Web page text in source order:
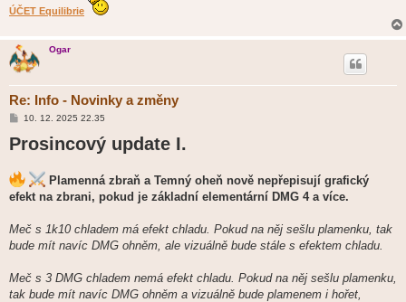
ÚČET Equilibrie
Ogar
Re: Info - Novinky a změny
P
í
s
ě
v
e
k
10. 12. 2025 22.35
Prosincový update I.
Plamenná zbraň a Temný oheň nově nepřepisují grafický
efekt na zbrani, pokud je základní elementární DMG 4 a více.
Meč s 1k10 chladem má efekt chladu. Pokud na něj sešlu plamenku, tak
bude mít navíc DMG ohněm, ale vizuálně bude stále s efektem chladu.
Meč s 3 DMG chladem nemá efekt chladu. Pokud na něj sešlu plamenku,
tak bude mít navíc DMG ohněm a vizuálně bude plamenem i hořet,